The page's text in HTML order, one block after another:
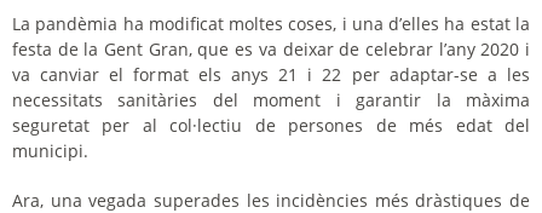
La pandèmia ha modificat moltes coses, i una d’elles ha estat la
festa de la Gent Gran, que es va deixar de celebrar l’any 2020 i
va canviar el format els anys 21 i 22 per adaptar-se a les
necessitats sanitàries del moment i garantir la màxima
seguretat per al col·lectiu de persones de més edat del
municipi.
Ara, una vegada superades les incidències més dràstiques de